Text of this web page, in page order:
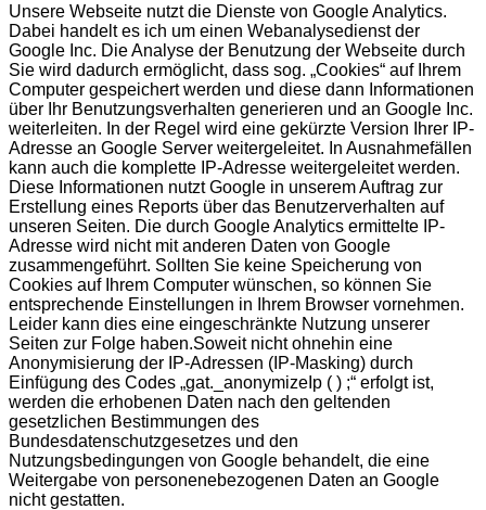
Unsere Webseite nutzt die Dienste von Google Analytics.
Dabei handelt es ich um einen Webanalysedienst der
Google Inc. Die Analyse der Benutzung der Webseite durch
Sie wird dadurch ermöglicht, dass sog. „Cookies“ auf Ihrem
Computer gespeichert werden und diese dann Informationen
über Ihr Benutzungsverhalten generieren und an Google Inc.
weiterleiten. In der Regel wird eine gekürzte Version Ihrer IP-
Adresse an Google Server weitergeleitet. In Ausnahmefällen
kann auch die komplette IP-Adresse weitergeleitet werden.
Diese Informationen nutzt Google in unserem Auftrag zur
Erstellung eines Reports über das Benutzerverhalten auf
unseren Seiten. Die durch Google Analytics ermittelte IP-
Adresse wird nicht mit anderen Daten von Google
zusammengeführt. Sollten Sie keine Speicherung von
Cookies auf Ihrem Computer wünschen, so können Sie
entsprechende Einstellungen in Ihrem Browser vornehmen.
Leider kann dies eine eingeschränkte Nutzung unserer
Seiten zur Folge haben.Soweit nicht ohnehin eine
Anonymisierung der IP-Adressen (IP-Masking) durch
Einfügung des Codes „gat._anonymizeIp ( ) ;“ erfolgt ist,
werden die erhobenen Daten nach den geltenden
gesetzlichen Bestimmungen des
Bundesdatenschutzgesetzes und den
Nutzungsbedingungen von Google behandelt, die eine
Weitergabe von personenebezogenen Daten an Google
nicht gestatten.